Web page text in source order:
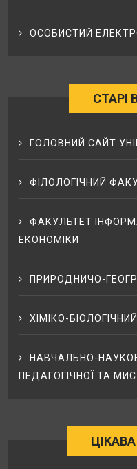
ОСОБИСТИЙ
СТАРІ
ГОЛОВНИЙ САЙТ
ФІЛОЛОГІЧНИЙ
ФАКУЛЬТЕТ
ЕКОНОМІКИ
ПРИРОДНИЧО-
ХІМІКО-
НАВЧАЛЬНО-
ПЕДАГОГІЧНОЇ ТА